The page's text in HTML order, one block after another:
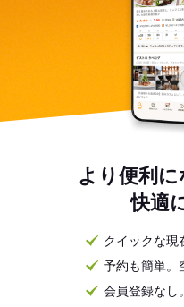
より便利
快適
クイックな現
予約も簡単。
会員登録なし